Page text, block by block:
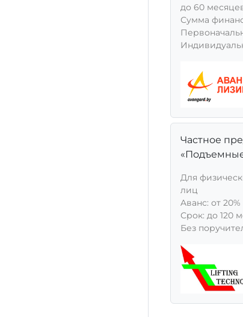
до 60
Сумма
Частное
Для
лиц
Aванс: от 20%
Срок: до 120
Без